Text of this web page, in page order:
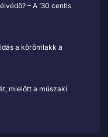
– A ’30 centis
a körömlakk a
mielőtt a műszaki